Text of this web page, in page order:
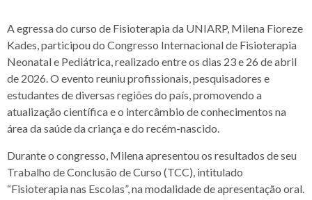
A egressa do curso de Fisioterapia da UNIARP, Milena Fioreze
Kades, participou do Congresso Internacional de Fisioterapia
Neonatal e Pediátrica, realizado entre os dias 23 e 26 de abril
de 2026. O evento reuniu profissionais, pesquisadores e
estudantes de diversas regiões do país, promovendo a
atualização científica e o intercâmbio de conhecimentos na
área da saúde da criança e do recém-nascido.
Durante o congresso, Milena apresentou os resultados de seu
Trabalho de Conclusão de Curso (TCC), intitulado
“Fisioterapia nas Escolas”, na modalidade de apresentação oral.